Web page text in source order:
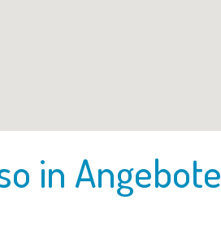
in Angebote